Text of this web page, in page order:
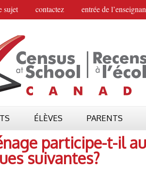
sujet contactez entrée de
ÉLÈVES PARENTS
participe-t-il
suivantes?